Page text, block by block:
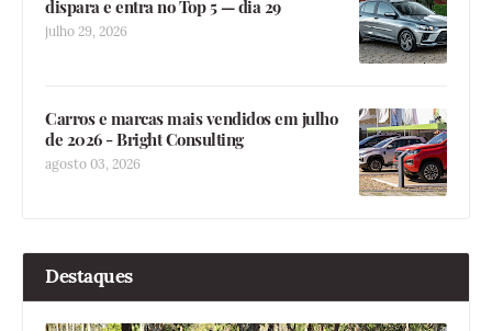
dispara e entra no Top 5 — dia 29
julho 29, 2026
Carros e marcas mais vendidos em julho
de 2026 - Bright Consulting
agosto 03, 2026
Destaques